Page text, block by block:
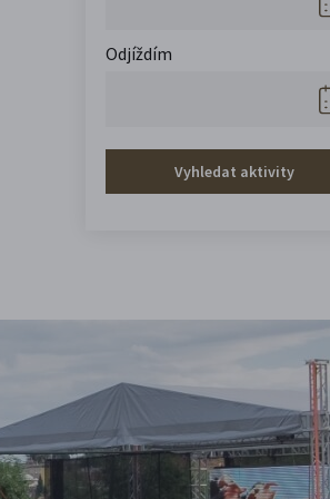
Odjíždím
Vyhledat aktivity